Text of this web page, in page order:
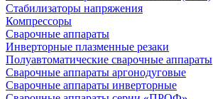
Стабилизаторы напряжения
Компрессоры
Сварочные аппараты
Инверторные плазменные резаки
Полуавтоматические сварочные аппараты
Сварочные аппараты аргонодуговые
Сварочные аппараты инверторные